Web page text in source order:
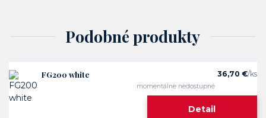
Podobné produkty
FG200 white 36,70 €/ks
momentálne nedostupné
Detail